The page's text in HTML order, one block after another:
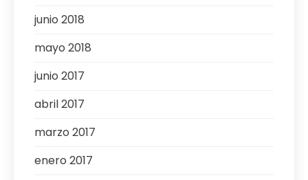
junio 2018
mayo 2018
junio 2017
abril 2017
marzo 2017
enero 2017